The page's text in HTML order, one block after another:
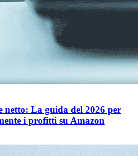
netto: La guida del 2026 per
i profitti su Amazon